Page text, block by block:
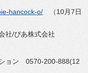
hancock-o/ （10月7日
社/ぴあ株式会社
ション 0570-200-888(12